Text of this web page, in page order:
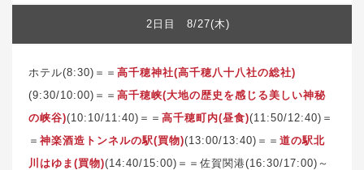
2日目 8/27(木)
ホテル(8:30)＝＝ 高千穂神社(高千穂八十八社の総社)
(9:30/10:00)＝＝ 高千穂峡(大地の歴史を感じる美しい神秘
の峡谷)(10:10/11:40)＝＝ 高千穂町内(昼食)(11:50/12:40)＝
＝ 神楽酒造トンネルの駅(買物)(13:00/13:40)＝＝ 道の駅北
川はゆま(買物)(14:40/15:00)＝＝佐賀関港(16:30/17:00)～